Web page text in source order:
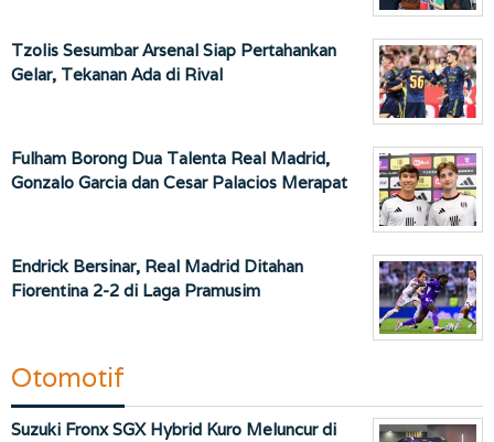
Tzolis Sesumbar Arsenal Siap Pertahankan
Gelar, Tekanan Ada di Rival
Fulham Borong Dua Talenta Real Madrid,
Gonzalo Garcia dan Cesar Palacios Merapat
Endrick Bersinar, Real Madrid Ditahan
Fiorentina 2-2 di Laga Pramusim
Otomotif
Suzuki Fronx SGX Hybrid Kuro Meluncur di